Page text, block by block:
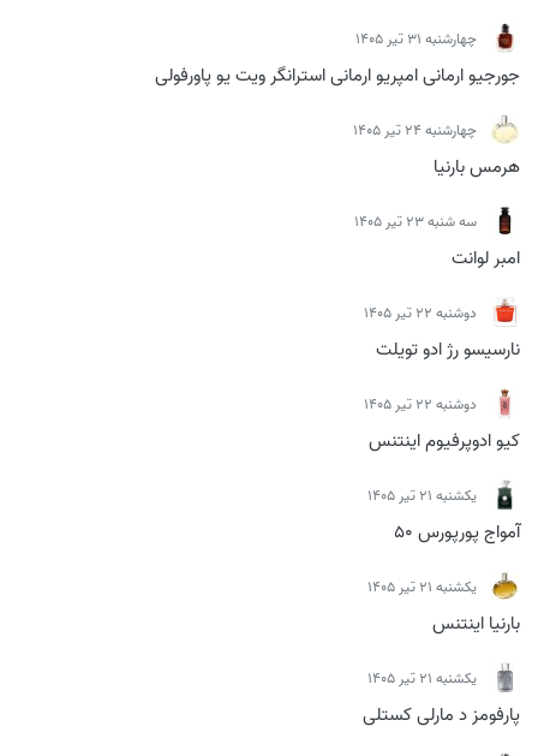
چهارشنبه 31 تیر 1405
جورجیو ارمانی امپریو ارمانی استرانگر ویت یو پاورفولی
چهارشنبه 24 تیر 1405
هرمس بارنیا
سه شنبه 23 تیر 1405
امبر لوانت
دوشنبه 22 تیر 1405
نارسیسو رژ ادو تویلت
دوشنبه 22 تیر 1405
کیو ادوپرفیوم اینتنس
يكشنبه 21 تیر 1405
آمواج پورپورس 50
يكشنبه 21 تیر 1405
بارنیا اینتنس
يكشنبه 21 تیر 1405
پارفومز د مارلی کستلی